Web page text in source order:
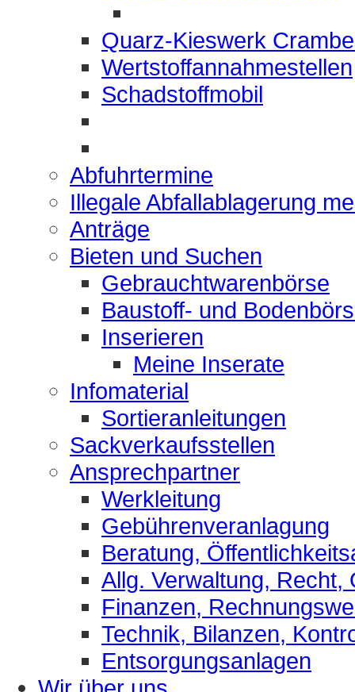
Quarz-Kieswerk
Wertstoffannahmestellen
Schadstoffmobil
Abfuhrtermine
Illegale Abfallablagerung
Anträge
Bieten und Suchen
Gebrauchtwarenbörse
Baustoff- und
Inserieren
Meine Inserate
Infomaterial
Sortieranleitungen
Sackverkaufsstellen
Ansprechpartner
Werkleitung
Gebührenveranlagung
Beratung,
Allg. Verwaltung, Recht,
Finanzen,
Technik, Bilanzen,
Entsorgungsanlagen